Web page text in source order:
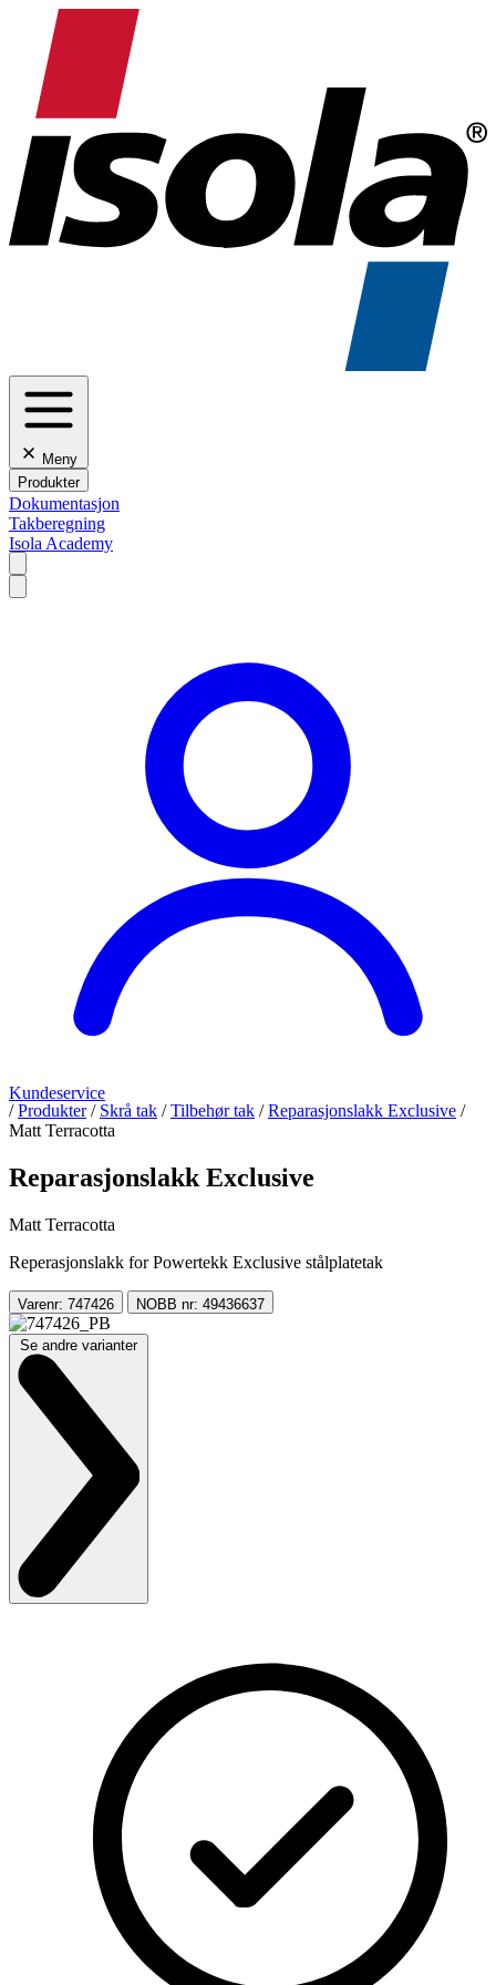
Meny
Produkter
Dokumentasjon
Takberegning
Isola Academy
Kundeservice
/ Produkter / Skrå tak / Tilbehør tak / Reparasjonslakk Exclusive /
Matt Terracotta
Reparasjonslakk Exclusive
Matt Terracotta
Reperasjonslakk for Powertekk Exclusive stålplatetak
Varenr: 747426 NOBB nr: 49436637
Se andre varianter